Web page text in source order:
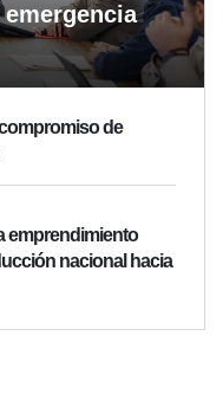
de
emprendimiento
nacional hacia